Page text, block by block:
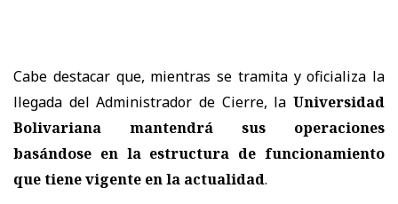
Cabe destacar que, mientras se tramita y oficializa la
llegada del Administrador de Cierre, la Universidad
Bolivariana mantendrá sus operaciones
basándose en la estructura de funcionamiento
que tiene vigente en la actualidad.